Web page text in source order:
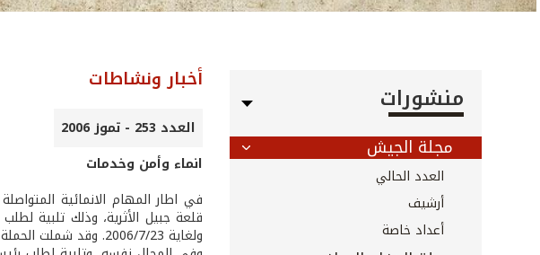
منشورات
مجلة الجيش
العدد الحالي
أرشيف
أعداد خاصة
أخبار ونشاطات
العدد 253 - تموز 2006
انماء وأمن وخدمات
في اطار المهام الانمائية
ولغاية 2006/7/23. وقد شملت الحملة تنظيف جدران القلعة ونزع الأعشاب والنفايات من محيطها.